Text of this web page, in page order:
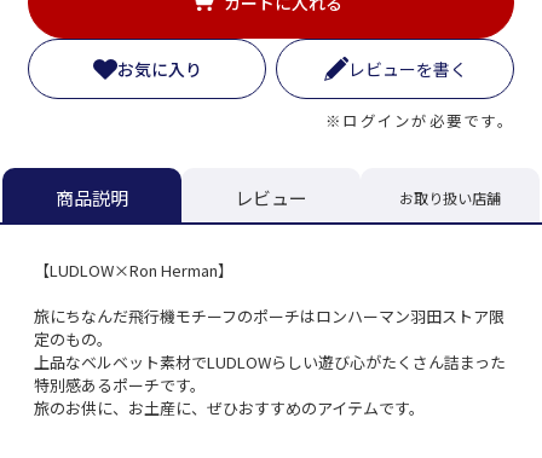
お気に入り レビューを書く
※ログインが必要です。
商品説明 レビュー お取り扱い店舗
【LUDLOW×Ron Herman】
旅にちなんだ飛行機モチーフのポーチはロンハーマン羽田ストア限
定のもの。
上品なベルベット素材でLUDLOWらしい遊び心がたくさん詰まった
特別感あるポーチです。
旅のお供に、お土産に、ぜひおすすめのアイテムです。